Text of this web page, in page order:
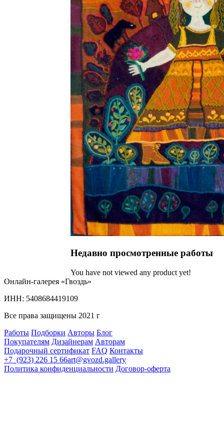
Недавно просмотренные работы
You have not viewed any product yet!
Онлайн-галерея «Гвоздь»
ИНН: 5408684419109
Все права защищены 2021 г
Работы Подборки Авторы Блог
Покупателям Дизайнерам Авторам
Подарочный сертификат FAQ Контакты
+7 (923) 226 15 66art@gvozd.gallery
Политика конфиденциальности Договор-оферта